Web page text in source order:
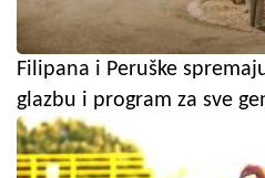
Filipana i Peruške
glazbu i program za sve